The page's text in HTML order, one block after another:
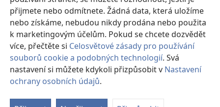
přijmete nebo odmítnete. Žádná data, která uložíme
nebo získáme, nebudou nikdy prodána nebo použita
k marketingovým účelům. Pokud se chcete dozvědět
více, přečtěte si Celosvětové zásady pro používání
souborů cookie a podobných technologií. Svá
nastavení si můžete kdykoli přizpůsobit v Nastavení
ochrany osobních údajů.
Watchtower Library
Copyright© 2026 Watch Tower Bible and Tract Society of Pennsylvania.
PODMÍNKY POUŽITÍ|OCHRANA SOUKROMÍ
SOUKROMÍ